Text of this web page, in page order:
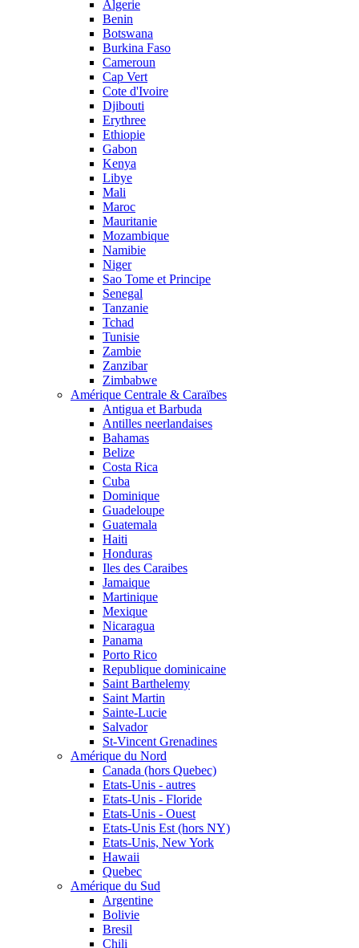
Algerie
Benin
Botswana
Burkina Faso
Cameroun
Cap Vert
Cote d'Ivoire
Djibouti
Erythree
Ethiopie
Gabon
Kenya
Libye
Mali
Maroc
Mauritanie
Mozambique
Namibie
Niger
Sao Tome et Principe
Senegal
Tanzanie
Tchad
Tunisie
Zambie
Zanzibar
Zimbabwe
Amérique Centrale & Caraïbes
Antigua et Barbuda
Antilles neerlandaises
Bahamas
Belize
Costa Rica
Cuba
Dominique
Guadeloupe
Guatemala
Haiti
Honduras
Iles des Caraibes
Jamaique
Martinique
Mexique
Nicaragua
Panama
Porto Rico
Republique dominicaine
Saint Barthelemy
Saint Martin
Sainte-Lucie
Salvador
St-Vincent Grenadines
Amérique du Nord
Canada (hors Quebec)
Etats-Unis - autres
Etats-Unis - Floride
Etats-Unis - Ouest
Etats-Unis Est (hors NY)
Etats-Unis, New York
Hawaii
Quebec
Amérique du Sud
Argentine
Bolivie
Bresil
Chili